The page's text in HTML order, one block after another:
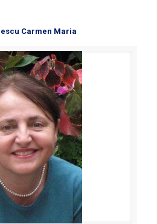
Carmen Maria